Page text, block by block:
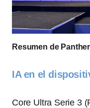
Resumen de
IA en el
Core Ultra Serie 3